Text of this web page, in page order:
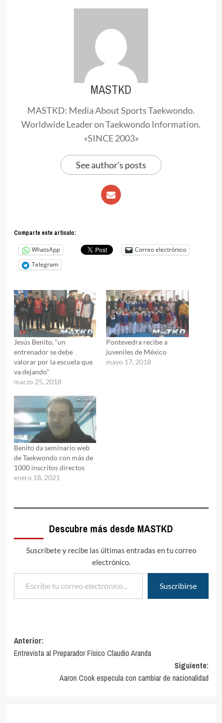
MASTKD
MASTKD: Media About Sports Taekwondo.
Worldwide Leader on Taekwondo Information.
«SINCE 2003»
See author's posts
Comparte este articulo:
WhatsApp
Correo electrónico
Telegram
Jesús Benito, “un
entrenador se debe
valorar por la escuela que
va dejando”
marzo 25, 2018
Pontevedra recibe a
juveniles de México
mayo 17, 2018
Benito da seminario web
de Taekwondo con más de
1000 inscritos directos
enero 18, 2021
Descubre más desde MASTKD
Suscríbete y recibe las últimas entradas en tu correo
electrónico.
Escribe tu correo electrónico…
Suscribirse
Navegación
de
entradas
Anterior:
Entrevista al Preparador Físico Claudio Aranda
Siguiente:
Aaron Cook especula con cambiar de nacionalidad